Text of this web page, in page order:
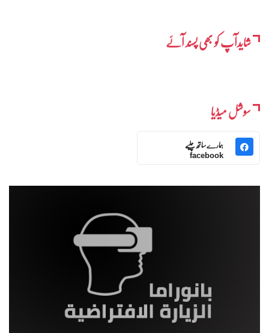
شایدآپ کو بھی پسند آئے
سوشل میڈیا
ہمارے ساتھ چلیے
facebook